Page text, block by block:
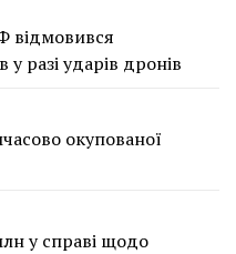
відмовився
у разі ударів дронів
окупованої
у справі щодо